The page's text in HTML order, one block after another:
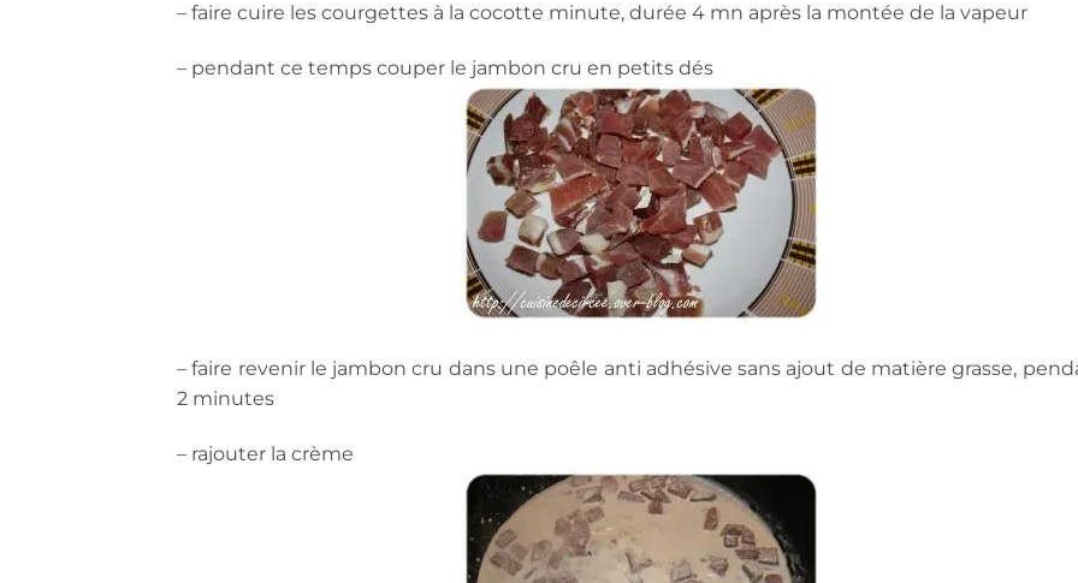
– faire cuire les courgettes à la cocotte minute, durée 4 mn après la montée de la vapeur
– pendant ce temps couper le jambon cru en petits dés
– faire revenir le jambon cru dans une poêle anti adhésive sans ajout de matière grasse,
2 minutes
– rajouter la crème